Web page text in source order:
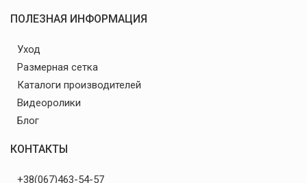
ПОЛЕЗНАЯ ИНФОРМАЦИЯ
Уход
Размерная сетка
Каталоги производителей
Видеоролики
Блог
КОНТАКТЫ
+38(067)463-54-57